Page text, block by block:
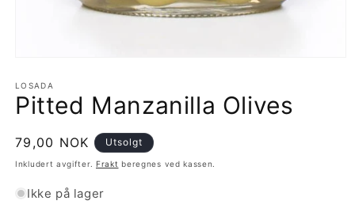
1
i
modal
LOSADA
Pitted Manzanilla Olives
Vanlig
pris
79,00 NOK Utsolgt
Inkludert avgifter. Frakt beregnes ved kassen.
Ikke på lager